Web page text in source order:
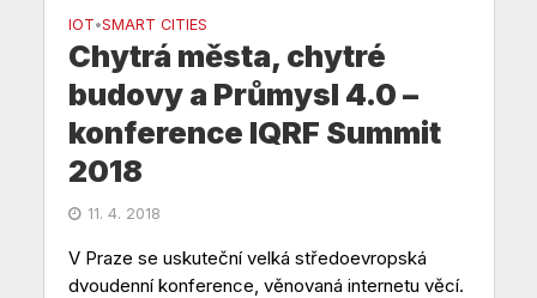
IOT•SMART CITIES
Chytrá města, chytré
budovy a Průmysl 4.0 –
konference IQRF Summit
2018
11. 4. 2018
V Praze se uskuteční velká středoevropská
dvoudenní konference, věnovaná internetu věcí.